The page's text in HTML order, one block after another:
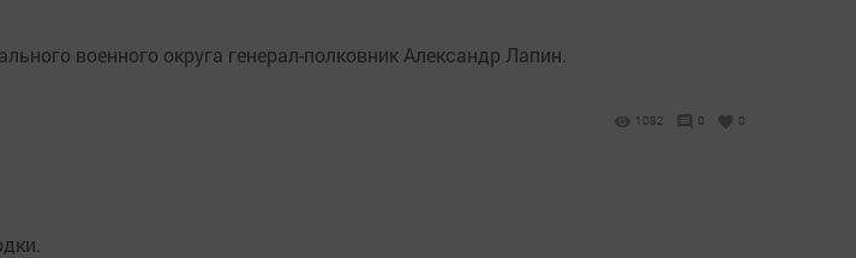
военного округа генерал-полковник Александр Лапин.
1082 0 0